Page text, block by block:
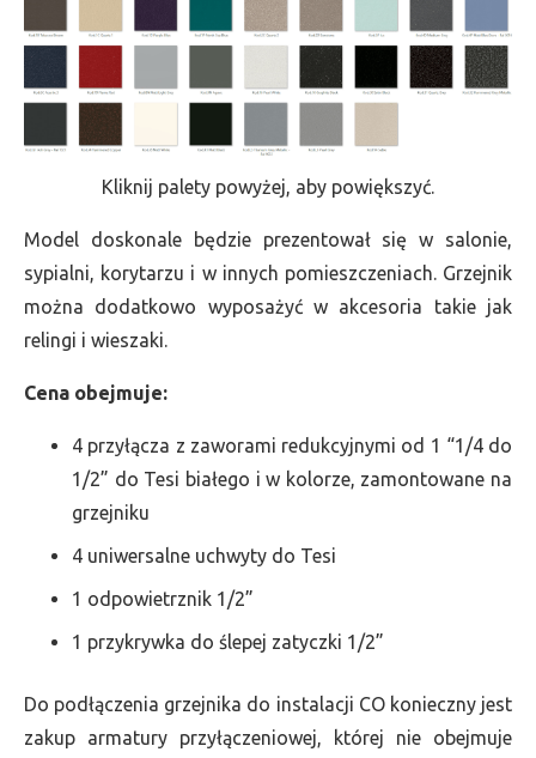
Kliknij palety powyżej, aby powiększyć.
Model doskonale będzie prezentował się w salonie,
sypialni, korytarzu i w innych pomieszczeniach. Grzejnik
można dodatkowo wyposażyć w akcesoria takie jak
relingi i wieszaki.
Cena obejmuje:
4 przyłącza z zaworami redukcyjnymi od 1 “1/4 do
1/2” do Tesi białego i w kolorze, zamontowane na
grzejniku
4 uniwersalne uchwyty do Tesi
1 odpowietrznik 1/2”
1 przykrywka do ślepej zatyczki 1/2”
Do podłączenia grzejnika do instalacji CO konieczny jest
zakup armatury przyłączeniowej, której nie obejmuje